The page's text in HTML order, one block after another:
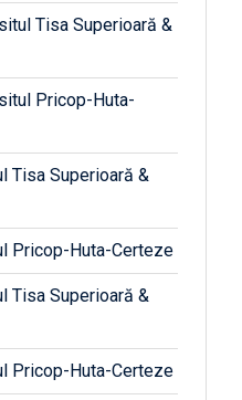
Tisa Superioară &
Pricop-Huta-
Tisa Superioară &
Pricop-Huta-Certeze
Tisa Superioară &
Pricop-Huta-Certeze